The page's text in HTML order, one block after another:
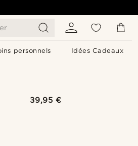
personnels Idées Cadeaux
39,95 €